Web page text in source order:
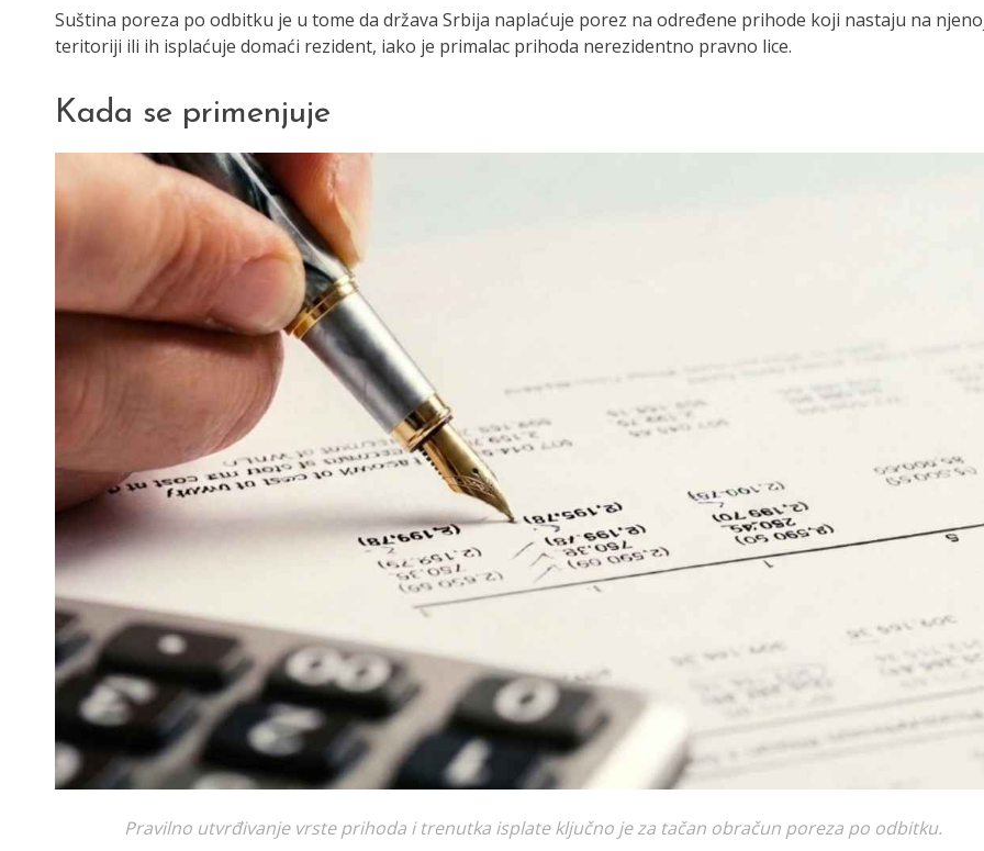
Suština poreza po odbitku je u tome da država Srbija naplaćuje porez na određene prihode koji nastaju na
teritoriji ili ih isplaćuje domaći rezident, iako je primalac prihoda nerezidentno pravno lice.
Kada se primenjuje
Pravilno utvrđivanje vrste prihoda i trenutka isplate ključno je za tačan obračun poreza po odbitku.